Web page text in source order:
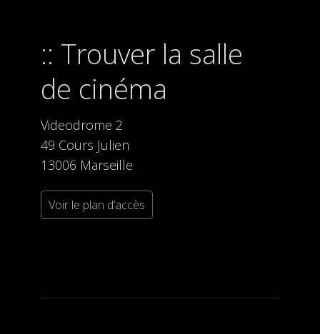
Trouver la salle
de cinéma
Videodrome 2
49 Cours Julien
13006 Marseille
Voir le plan d’accès